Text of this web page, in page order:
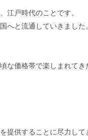
江戸時代のことです。
へと流通していきました。
価格帯で楽しまれてき
提供することに尽力して